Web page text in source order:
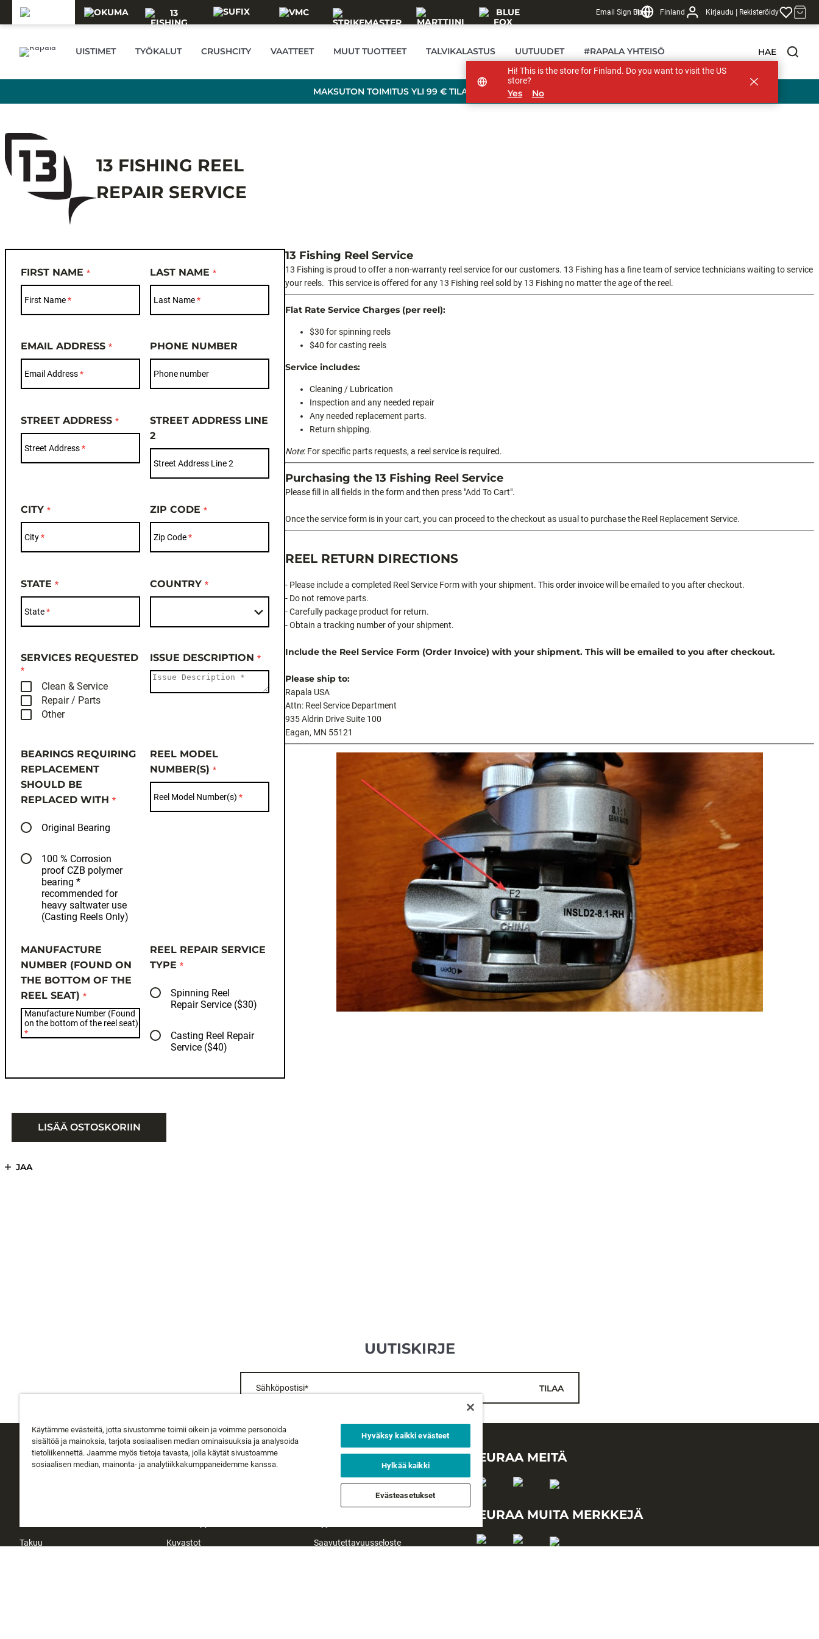
Email Sign UpBlogi Finland Kirjaudu | Rekisteröidy
UISTIMET TYÖKALUT CRUSHCITY VAATTEET MUUT TUOTTEET TALVIKALASTUS UUTUUDET #RAPALA YHTEISÖ HAE
MAKSUTON TOIMITUS YLI 99 € TILAUKSILLE!
13 Fishing Reel Service
13 Fishing is proud to offer a non-warranty reel service for our customers. 13 Fishing has a fine team of service technicians waiting to service
your reels. This service is offered for any 13 Fishing reel sold by 13 Fishing no matter the age of the reel.
Flat Rate Service Charges (per reel):
$30 for spinning reels
$40 for casting reels
Service includes:
Cleaning / Lubrication
Inspection and any needed repair
Any needed replacement parts.
Return shipping.
Note: For specific parts requests, a reel service is required.
Purchasing the 13 Fishing Reel Service
Please fill in all fields in the form and then press "Add To Cart".
Once the service form is in your cart, you can proceed to the checkout as usual to purchase the Reel Replacement Service.
REEL RETURN DIRECTIONS
- Please include a completed Reel Service Form with your shipment. This order invoice will be emailed to you after checkout.
- Do not remove parts.
- Carefully package product for return.
- Obtain a tracking number of your shipment.
Include the Reel Service Form (Order Invoice) with your shipment. This will be emailed to you after checkout.
Please ship to:
Rapala USA
Attn: Reel Service Department
935 Aldrin Drive Suite 100
Eagan, MN 55121
13 FISHING REEL
REPAIR SERVICE
FIRST NAME
First Name
LAST NAME
Last Name
EMAIL ADDRESS
Email Address
PHONE NUMBER
Phone number
STREET ADDRESS
Street Address
STREET ADDRESS LINE
2
Street Address Line 2
CITY
City
ZIP CODE
Zip Code
STATE
State
COUNTRY
SERVICES REQUESTED
Clean & Service
Repair / Parts
Other
ISSUE DESCRIPTION
BEARINGS REQUIRING
REPLACEMENT
SHOULD BE
REPLACED WITH
Original Bearing
100 % Corrosion
proof CZB polymer
bearing *
recommended for
heavy saltwater use
(Casting Reels Only)
REEL MODEL
NUMBER(S)
Reel Model Number(s)
MANUFACTURE
NUMBER (FOUND ON
THE BOTTOM OF THE
REEL SEAT)
Manufacture Number (Found
on the bottom of the reel seat)
REEL REPAIR SERVICE
TYPE
Spinning Reel
Repair Service ($30)
Casting Reel Repair
Service ($40)
LISÄÄ OSTOSKORIIN
JAA
UUTISKIRJE
Sähköpostisi* TILAA
ASIAKASPALVELU
Takuu
TIETOA MEISTÄ
Kuvastot
LAKIASIAT
Tietosuojaseloste
Saavutettavuusseloste
SEURAA MEITÄ
SEURAA MUITA MERKKEJÄ
Hi! This is the store for Finland. Do you want to visit the US
store?
Yes No
Käytämme evästeitä, jotta sivustomme toimii oikein ja voimme personoida
sisältöä ja mainoksia, tarjota sosiaalisen median ominaisuuksia ja analysoida
tietoliikennettä. Jaamme myös tietoja tavasta, jolla käytät sivustoamme
sosiaalisen median, mainonta- ja analytiikkakumppaneidemme kanssa.
Hyväksy kaikki evästeet
Hylkää kaikki
Evästeasetukset